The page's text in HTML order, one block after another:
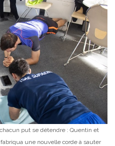
put se détendre : Quentin et
une nouvelle corde à sauter